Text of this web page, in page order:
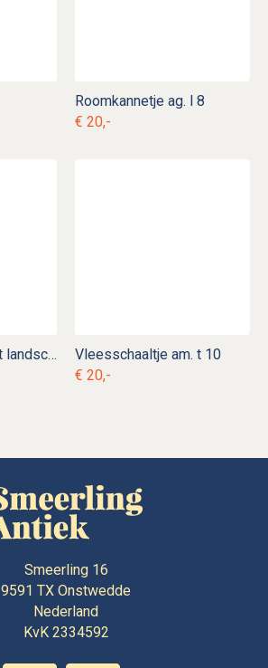
Roomkannetje ag. l 8
€ 20,-
Ovaal dienblad met landschap am. d 7
Vleesschaaltje am. t 10
€ 20,-
Smeerling 16
9591 TX Onstwedde
Nederland
KvK 2334592